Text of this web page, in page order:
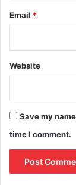
Email *
Website
Save my
time I comment.